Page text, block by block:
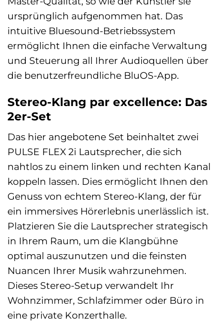
ursprünglich aufgenommen hat. Das
intuitive Bluesound-Betriebssystem
ermöglicht Ihnen die einfache Verwaltung
und Steuerung all Ihrer Audioquellen über
die benutzerfreundliche BluOS-App.
Stereo-Klang par excellence: Das
2er-Set
Das hier angebotene Set beinhaltet zwei
PULSE FLEX 2i Lautsprecher, die sich
nahtlos zu einem linken und rechten Kanal
koppeln lassen. Dies ermöglicht Ihnen den
Genuss von echtem Stereo-Klang, der für
ein immersives Hörerlebnis unerlässlich ist.
Platzieren Sie die Lautsprecher strategisch
in Ihrem Raum, um die Klangbühne
optimal auszunutzen und die feinsten
Nuancen Ihrer Musik wahrzunehmen.
Dieses Stereo-Setup verwandelt Ihr
Wohnzimmer, Schlafzimmer oder Büro in
eine private Konzerthalle.